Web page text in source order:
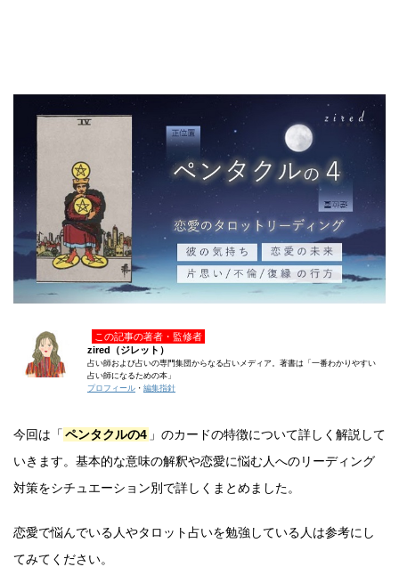
この記事の著者・監修者
zired（ジレット）
占い師および占いの専門集団からなる占いメディア。著書は「一番わかりやすい
占い師になるための本」
プロフィール ・ 編集指針
今回は「 ペンタクルの4 」のカードの特徴について詳しく解説して
いきます。基本的な意味の解釈や恋愛に悩む人へのリーディング
対策をシチュエーション別で詳しくまとめました。
恋愛で悩んでいる人やタロット占いを勉強している人は参考にし
てみてください。